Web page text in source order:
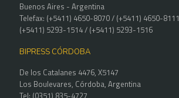
Buenos Aires - Argentina
Telefax: (+5411) 4650-8070 / (+5411) 4650-8111
(+5411) 5293-1514 / (+5411) 5293-1516
BIPRESS CÓRDOBA
De los Catalanes 4476, X5147
Los Boulevares, Córdoba, Argentina
Tel: (0351) 835-4727